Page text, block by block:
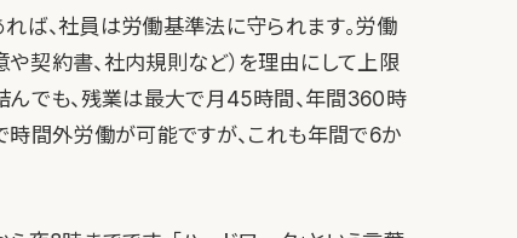
ば、社員は労働基準法に守られます。労働
契約書、社内規則など）を理由にして上限
んでも、残業は最大で月45時間、年間360時
間外労働が可能ですが、これも年間で6か